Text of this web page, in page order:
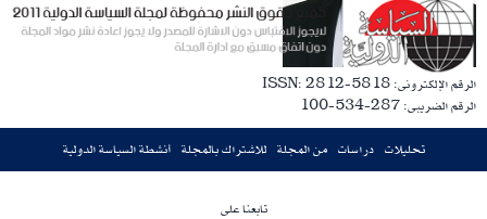
الرقم الإلكترونى: ISSN: 2812-5818
الرقم الضريبى: 287-534-100
تحليلات دراسات من المجلة للاشتراك بالمجلة أنشطة السياسة الدولية
تابعنا على